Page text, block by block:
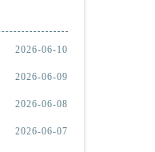
2026-06-10
2026-06-09
2026-06-08
2026-06-07